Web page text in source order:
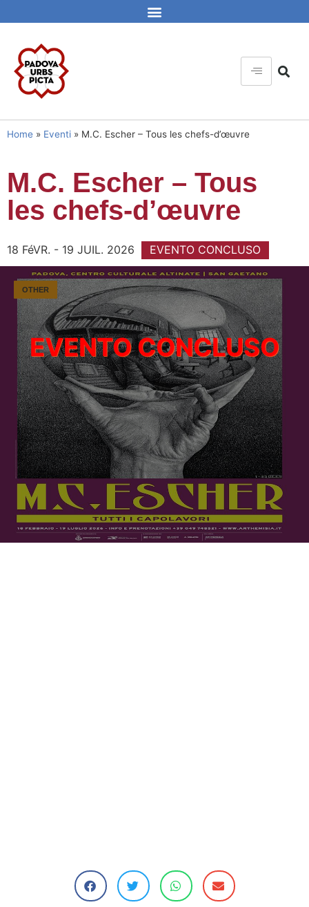
Home » Eventi » M.C. Escher – Tous les chefs-d’œuvre
M.C. Escher – Tous
les chefs-d’œuvre
18 FéVR. - 19 JUIL. 2026 EVENTO CONCLUSO
OTHER